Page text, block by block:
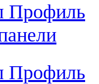
Профиль
Профиль